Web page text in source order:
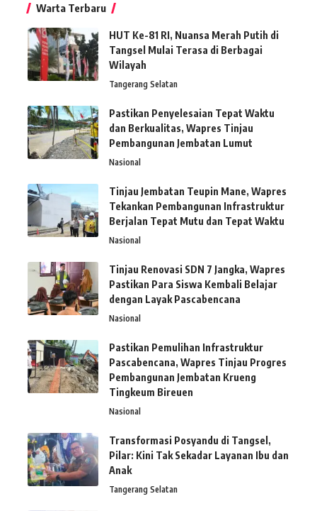
Warta Terbaru
HUT Ke-81 RI, Nuansa Merah Putih di
Tangsel Mulai Terasa di Berbagai
Wilayah
Tangerang Selatan
Pastikan Penyelesaian Tepat Waktu
dan Berkualitas, Wapres Tinjau
Pembangunan Jembatan Lumut
Nasional
Tinjau Jembatan Teupin Mane, Wapres
Tekankan Pembangunan Infrastruktur
Berjalan Tepat Mutu dan Tepat Waktu
Nasional
Tinjau Renovasi SDN 7 Jangka, Wapres
Pastikan Para Siswa Kembali Belajar
dengan Layak Pascabencana
Nasional
Pastikan Pemulihan Infrastruktur
Pascabencana, Wapres Tinjau Progres
Pembangunan Jembatan Krueng
Tingkeum Bireuen
Nasional
Transformasi Posyandu di Tangsel,
Pilar: Kini Tak Sekadar Layanan Ibu dan
Anak
Tangerang Selatan